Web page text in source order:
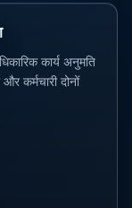
कार्य अनुमति
कर्मचारी दोनों